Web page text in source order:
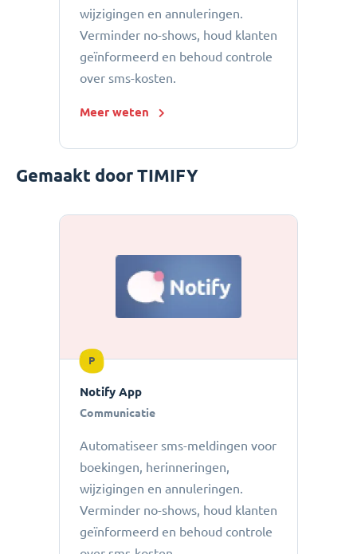
wijzigingen en annuleringen.
Verminder no-shows, houd klanten
geïnformeerd en behoud controle
over sms-kosten.
Meer weten
Gemaakt door TIMIFY
P
Notify App
Communicatie
Automatiseer sms-meldingen voor
boekingen, herinneringen,
wijzigingen en annuleringen.
Verminder no-shows, houd klanten
geïnformeerd en behoud controle